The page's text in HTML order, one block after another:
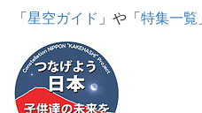
「星空ガイド 」や「特集一覧